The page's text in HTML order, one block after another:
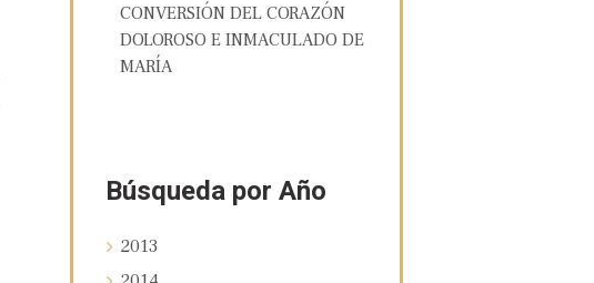
CONVERSIÓN DEL CORAZÓN
DOLOROSO E INMACULADO DE
MARÍA
Búsqueda por Año
2013